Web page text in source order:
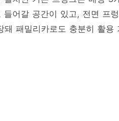
어갈 공간이 있고, 전면 프
패밀리카로도 충분히 활용